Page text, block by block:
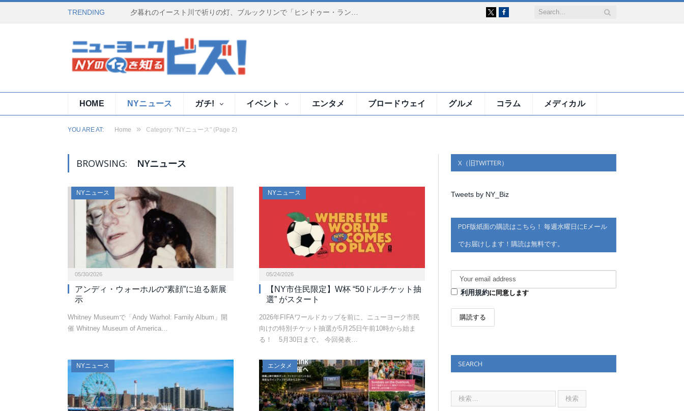
TRENDING 夕暮れのイースト川で祈りの灯、ブルックリンで「ヒンドゥー・ランプ・セレモニー」 Facebook
HOME NYニュース ガチ! イベント エンタメ ブロードウェイ グルメ コラム メディカル
YOU ARE AT: Home » Category: "NYニュース" (Page 2)
BROWSING: NYニュース
NYニュース
05/30/2026
アンディ・ウォーホルの“素顔”に迫る新展
示
Whitney Museumで「Andy Warhol: Family Album」開
催 Whitney Museum of America…
NYニュース
05/24/2026
【NY市住民限定】W杯 “50ドルチケット抽
選” がスタート
2026年FIFAワールドカップを前に、ニューヨーク市民
向けの特別チケット抽選が5月25日午前10時から始ま
る！ 5月30日まで。 今回発表…
NYニュース エンタメ
X（旧TWITTER）
Tweets by NY_Biz
PDF版紙面の購読はこちら！ 毎週水曜日にEメール
でお届けします！購読は無料です。
利用規約に同意します
SEARCH